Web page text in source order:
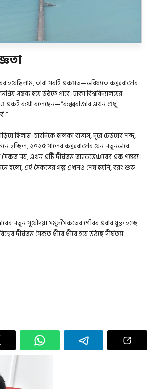
হয়েছিলাম, তারা সবাই একমত—ভবিষ্যতে কক্সবাজার
গন্তব্য হয়ে উঠতে পারে। ঢাকা বিশ্ববিদ্যালয়ের
একই কথা বলেছেন—“কক্সবাজার এখন শুধু
ছিলাম। চারদিকে হালকা বাতাস, দূরে ঢেউয়ের শব্দ,
হচ্ছিল, ২০২৫ সালের কক্সবাজার যেন নতুনভাবে
নয়, এখন এটি দীর্ঘতম অ্যাডভেঞ্চারের এক গন্তব্য।
হলো, এই সৈকতের গল্প এখনও শেষ হয়নি, বরং শুরু
নতুন সূর্যোদয়। সমুদ্রসৈকতের গৌরব এবার যুক্ত হচ্ছে
দীর্ঘতম সৈকত ধীরে ধীরে হয়ে উঠছে দীর্ঘতম